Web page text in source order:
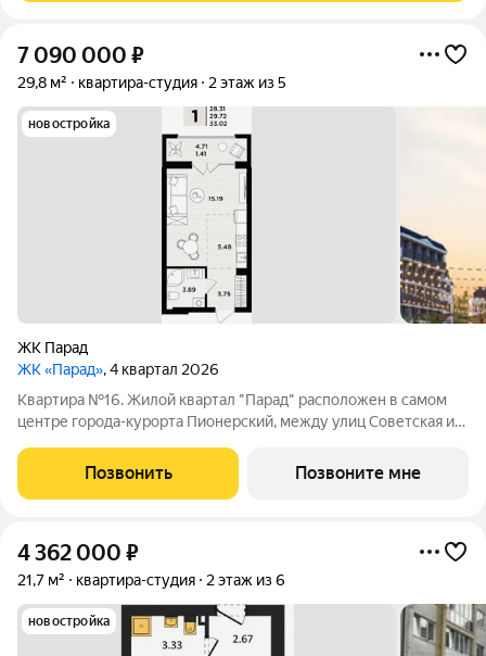
7 090 000 ₽
29,8 м² квартира-студия 2 этаж из 5
новостройка
ЖК Парад
ЖК «Парад», 4 квартал 2026
Квартира №16. Жилой квартал "Парад" расположен в самом
центре города-курорта Пионерский, между улиц Советская и
представлены 1, 2, 3 -комнатные и двухуровневые квартиры
различной площади. Вместе с
Позвонить Позвоните мне
4 362 000 ₽
21,7 м² квартира-студия 2 этаж из 6
новостройка